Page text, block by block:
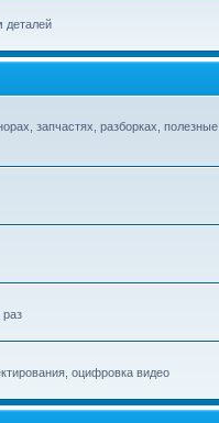
деталей
запчастях, разборках,
раз
оцифровка видео